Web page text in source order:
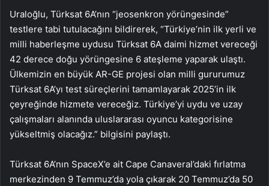
Uraloğlu, Türksat 6A’nın “jeosenkron yörüngesinde”
testlere tabi tutulacağını bildirerek, “Türkiye’nin ilk yerli ve
milli haberleşme uydusu Türksat 6A daimi hizmet vereceği
42 derece doğu yörüngesine 6 ateşleme yaparak ulaştı.
Ülkemizin en büyük AR-GE projesi olan milli gururumuz
Türksat 6A’yı test süreçlerini tamamlayarak 2025’in ilk
çeyreğinde hizmete vereceğiz. Türkiye’yi uydu ve uzay
çalışmaları alanında uluslararası oyuncu kategorisine
yükseltmiş olacağız.” bilgisini paylaştı.
Türksat 6A’nın SpaceX’e ait Cape Canaveral’daki fırlatma
merkezinden 9 Temmuz’da yola çıkarak 20 Temmuz’da 50